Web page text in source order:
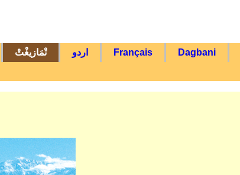
Dagbani
Français اردو تْمَازيغْتْ